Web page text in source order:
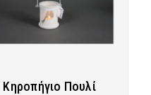
Κηροπήγιο Πουλί